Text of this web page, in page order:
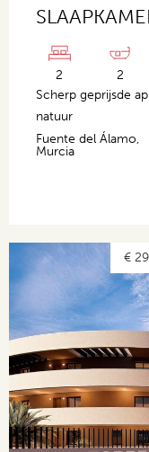
2 2
Scherp geprijsde
natuur
Fuente del Álamo,
Murcia
€